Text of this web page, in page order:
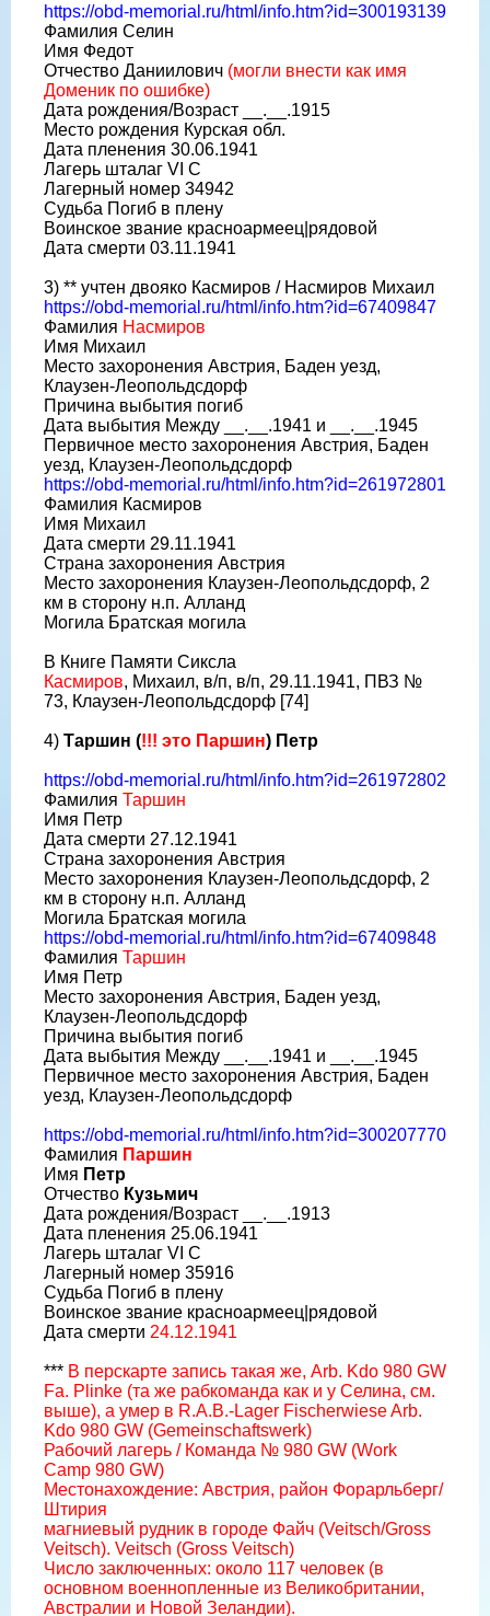
https://obd-memorial.ru/html/info.htm?id=300193139
Фамилия Селин
Имя Федот
Отчество Даниилович (могли внести как имя
Доменик по ошибке)
Дата рождения/Возраст __.__.1915
Место рождения Курская обл.
Дата пленения 30.06.1941
Лагерь шталаг VI C
Лагерный номер 34942
Судьба Погиб в плену
Воинское звание красноармеец|рядовой
Дата смерти 03.11.1941
3) ** учтен двояко Касмиров / Насмиров Михаил
https://obd-memorial.ru/html/info.htm?id=67409847
Фамилия Насмиров
Имя Михаил
Место захоронения Австрия, Баден уезд,
Клаузен-Леопольдсдорф
Причина выбытия погиб
Дата выбытия Между __.__.1941 и __.__.1945
Первичное место захоронения Австрия, Баден
уезд, Клаузен-Леопольдсдорф
https://obd-memorial.ru/html/info.htm?id=261972801
Фамилия Касмиров
Имя Михаил
Дата смерти 29.11.1941
Страна захоронения Австрия
Место захоронения Клаузен-Леопольдсдорф, 2
км в сторону н.п. Алланд
Могила Братская могила
В Книге Памяти Сиксла
Касмиров, Михаил, в/п, в/п, 29.11.1941, ПВЗ №
73, Клаузен-Леопольдсдорф [74]
4) Таршин (!!! это Паршин) Петр
https://obd-memorial.ru/html/info.htm?id=261972802
Фамилия Таршин
Имя Петр
Дата смерти 27.12.1941
Страна захоронения Австрия
Место захоронения Клаузен-Леопольдсдорф, 2
км в сторону н.п. Алланд
Могила Братская могила
https://obd-memorial.ru/html/info.htm?id=67409848
Фамилия Таршин
Имя Петр
Место захоронения Австрия, Баден уезд,
Клаузен-Леопольдсдорф
Причина выбытия погиб
Дата выбытия Между __.__.1941 и __.__.1945
Первичное место захоронения Австрия, Баден
уезд, Клаузен-Леопольдсдорф
https://obd-memorial.ru/html/info.htm?id=300207770
Фамилия Паршин
Имя Петр
Отчество Кузьмич
Дата рождения/Возраст __.__.1913
Дата пленения 25.06.1941
Лагерь шталаг VI C
Лагерный номер 35916
Судьба Погиб в плену
Воинское звание красноармеец|рядовой
Дата смерти 24.12.1941
*** В перскарте запись такая же, Arb. Kdo 980 GW
Fa. Plinke (та же рабкоманда как и у Селина, см.
выше), а умер в R.A.B.-Lager Fischerwiese Arb.
Kdo 980 GW (Gemeinschaftswerk)
Рабочий лагерь / Команда № 980 GW (Work
Camp 980 GW)
Местонахождение: Австрия, район Форарльберг/
Штирия
магниевый рудник в городе Файч (Veitsch/Gross
Veitsch). Veitsch (Gross Veitsch)
Число заключенных: около 117 человек (в
основном военнопленные из Великобритании,
Австралии и Новой Зеландии).